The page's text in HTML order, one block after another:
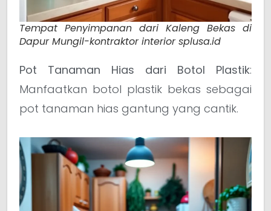
Tempat Penyimpanan dari Kaleng Bekas di
Dapur Mungil-kontraktor interior splusa.id
Pot Tanaman Hias dari Botol Plastik:
Manfaatkan botol plastik bekas sebagai
pot tanaman hias gantung yang cantik.